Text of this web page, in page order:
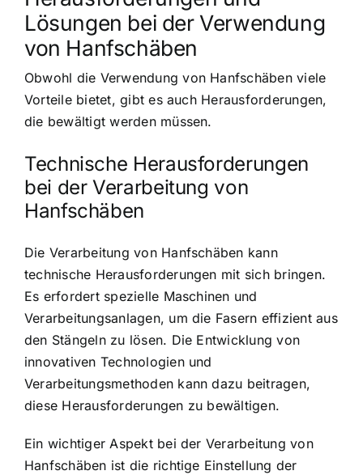
Lösungen bei der Verwendung
von Hanfschäben
Obwohl die Verwendung von Hanfschäben viele
Vorteile bietet, gibt es auch Herausforderungen,
die bewältigt werden müssen.
Technische Herausforderungen
bei der Verarbeitung von
Hanfschäben
Die Verarbeitung von Hanfschäben kann
technische Herausforderungen mit sich bringen.
Es erfordert spezielle Maschinen und
Verarbeitungsanlagen, um die Fasern effizient aus
den Stängeln zu lösen. Die Entwicklung von
innovativen Technologien und
Verarbeitungsmethoden kann dazu beitragen,
diese Herausforderungen zu bewältigen.
Ein wichtiger Aspekt bei der Verarbeitung von
Hanfschäben ist die richtige Einstellung der